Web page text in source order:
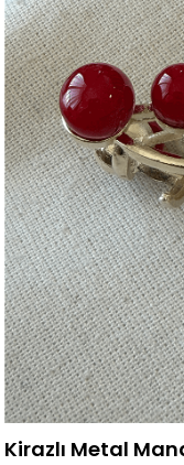
Kirazlı Metal